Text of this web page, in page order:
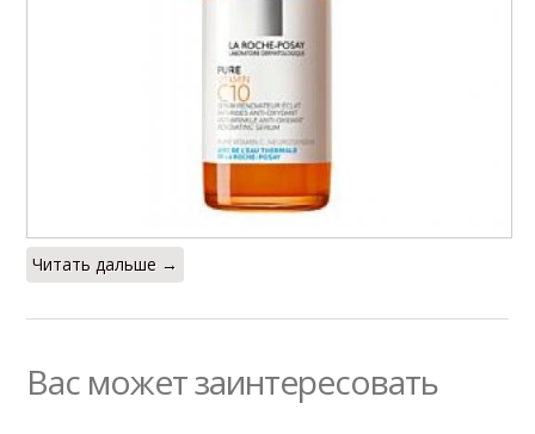
Читать дальше →
Вас может заинтересовать